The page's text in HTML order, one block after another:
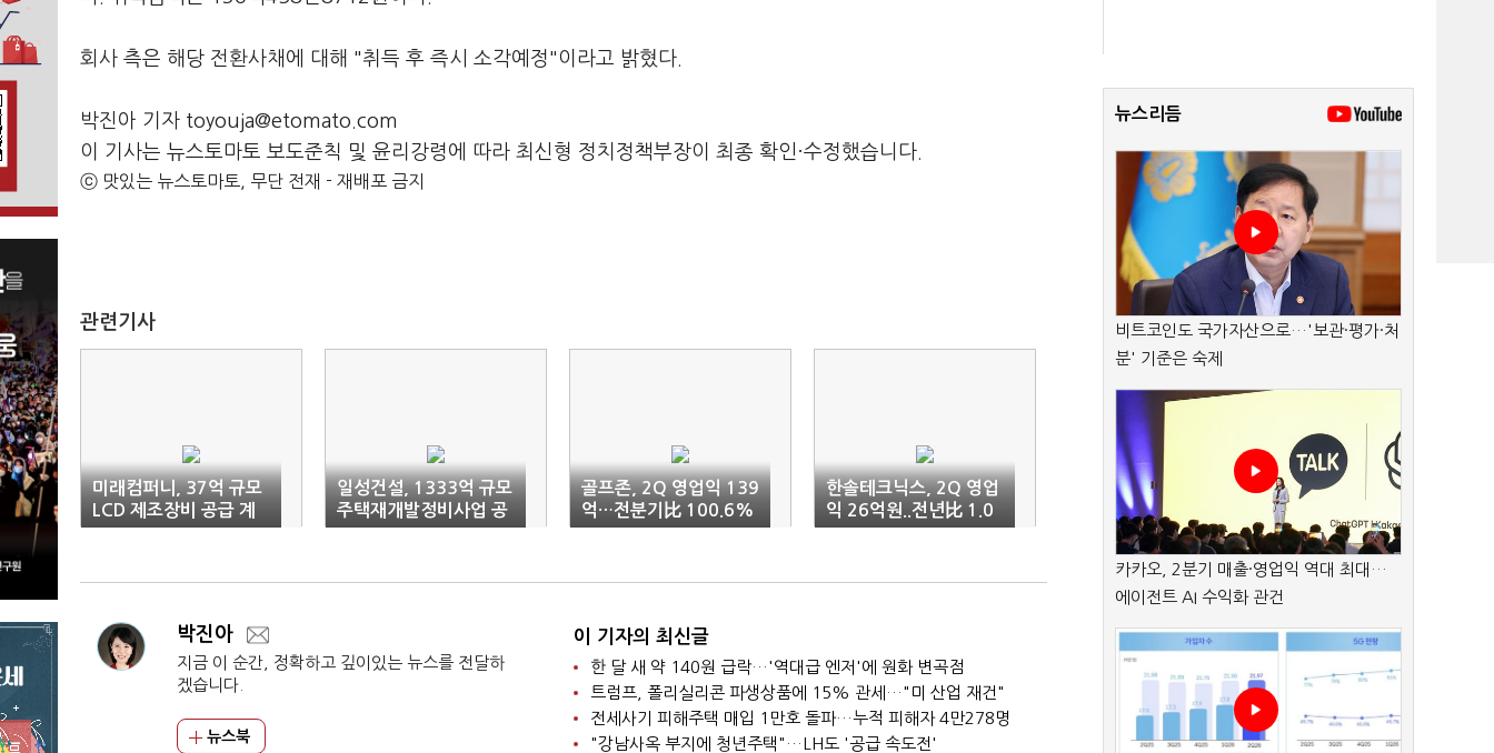
회사 측은 해당 전환사채에 대해 "취득 후 즉시 소각예정"이라고 밝혔다.
박진아 기자 toyouja@etomato.com
이 기사는 뉴스토마토 보도준칙 및 윤리강령에 따라 최신형 정치정책부장이 최종 확인·수정했습니다.
ⓒ 맛있는 뉴스토마토, 무단 전재 - 재배포 금지
관련기사
미래컴퍼니, 37억 규모
LCD 제조장비 공급 계
약
일성건설, 1333억 규모
주택재개발정비사업 공
사수주
골프존, 2Q 영업익 139
억…전분기比 100.6%
↑
한솔테크닉스, 2Q 영업
익 26억원..전년比 1.0
5%↓
박진아
지금 이 순간, 정확하고 깊이있는 뉴스를 전달하
겠습니다.
뉴스북
이 기자의 최신글
한 달 새 약 140원 급락…'역대급 엔저'에 원화 변곡점
트럼프, 폴리실리콘 파생상품에 15% 관세…"미 산업 재건"
전세사기 피해주택 매입 1만호 돌파…누적 피해자 4만278명
"강남사옥 부지에 청년주택"…LH도 '공급 속도전'
뉴스리듬
비트코인도 국가자산으로…'보관·평가·처
분' 기준은 숙제
카카오, 2분기 매출·영업익 역대 최대…
에이전트 AI 수익화 관건